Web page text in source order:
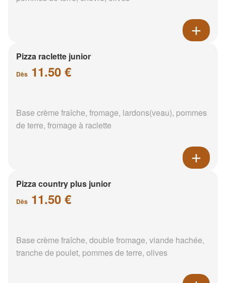
Pizza raclette junior
Dès 11.50 €
Base crème fraîche, fromage, lardons(veau), pommes
de terre, fromage à raclette
Pizza country plus junior
Dès 11.50 €
Base crème fraîche, double fromage, viande hachée,
tranche de poulet, pommes de terre, olives